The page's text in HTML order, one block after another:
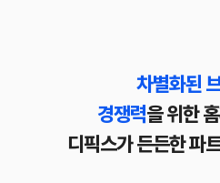
차별화된
경쟁력을 위한
디픽스가 든든한 파